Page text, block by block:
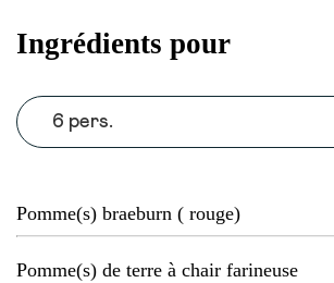
Ingrédients pour
6 pers.
Pomme(s) braeburn ( rouge)
Pomme(s) de terre à chair farineuse